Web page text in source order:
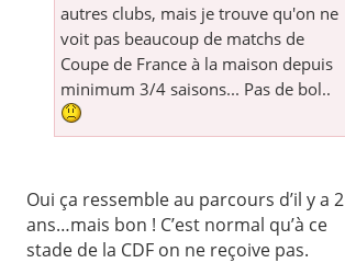
autres clubs, mais je trouve qu'on ne
voit pas beaucoup de matchs de
Coupe de France à la maison depuis
minimum 3/4 saisons... Pas de bol..
Oui ça ressemble au parcours d’il y a 2
ans…mais bon ! C’est normal qu’à ce
stade de la CDF on ne reçoive pas.